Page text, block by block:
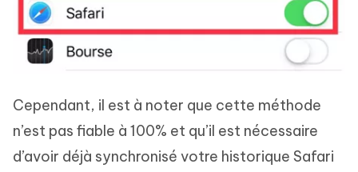
Cependant, il est à noter que cette méthode
n’est pas fiable à 100% et qu’il est nécessaire
d’avoir déjà synchronisé votre historique Safari